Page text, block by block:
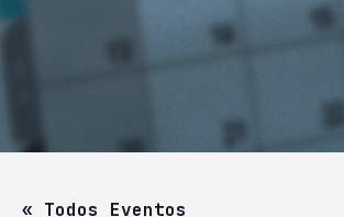
« Todos Eventos